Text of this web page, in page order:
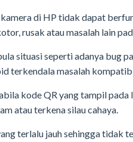
di HP tidak dapat
rusak atau masalah lain
situasi seperti adanya bug
terkendala masalah
kode QR yang tampil
atau terkena silau cahaya.
terlalu jauh sehingga tidak